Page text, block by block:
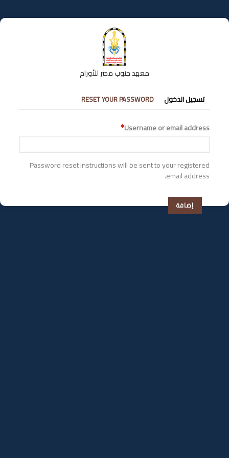
إلى
المحتوى
معهد جنوب مصر للأورام
التبويبات
الأساسية
تسجيل الدخول RESET YOUR PASSWORD
Username or email address
Password reset instructions will be sent to your registered
email address.